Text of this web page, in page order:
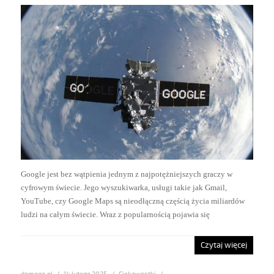
Google jest bez wątpienia jednym z najpotężniejszych graczy w
cyfrowym świecie. Jego wyszukiwarka, usługi takie jak Gmail,
YouTube, czy Google Maps są nieodłączną częścią życia miliardów
ludzi na całym świecie. Wraz z popularnością pojawia się
Czytaj więcej